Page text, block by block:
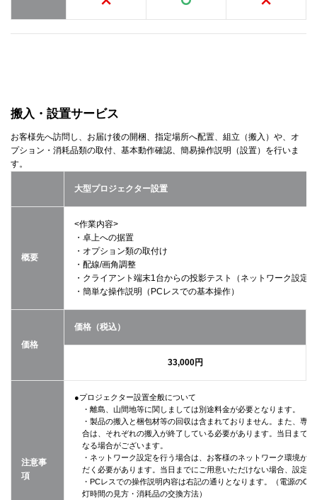
搬入・設置サービス
お客様先へ訪問し、お届け後の開梱、指定場所へ配置、組立（搬入）や、オ
プション・消耗品類の取付、基本動作確認、簡易操作説明（設置）を行いま
す。
大型プロジェクター設置
概要
<作業内容>
・卓上への据置
・オプション類の取付け
・配線/画角調整
・クライアント端末1台からの投影テスト（ネットワーク設定
・簡単な操作説明（PCレスでの基本操作）
価格
価格（税込）
33,000円
注意事
項
●プロジェクター設置全般について
・離島、山間地等に関しましては別途料金が必要となります。
・製品の搬入と梱包材等の回収は含まれておりません。また、専
合は、それぞれの搬入が終了している必要があります。当日まで
なる場合がございます。
・ネットワーク設定を行う場合は、お客様のネットワーク環境が
だく必要があります。当日までにご用意いただけない場合、設定
・PCレスでの操作説明内容は右記の通りとなります。（電源の
灯時間の見方・消耗品の交換方法）